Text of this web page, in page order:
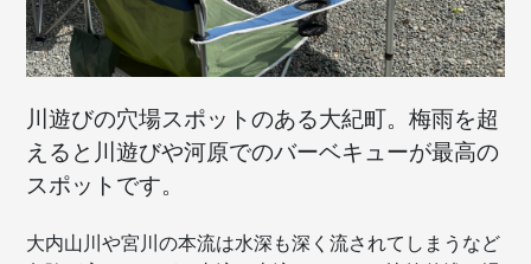
川遊びの穴場スポットのある大紀町。梅雨を超
えると川遊びや河原でのバーベキューが最高の
スポットです。
大内山川や宮川の本流は水深も深く流されてしまうなど